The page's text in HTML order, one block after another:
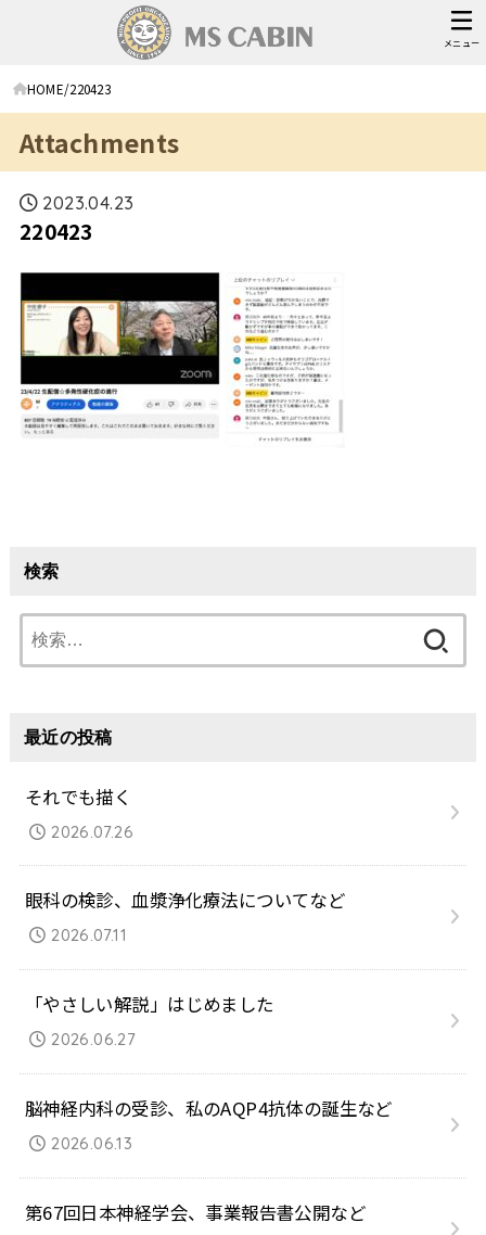
メニュー
HOME 220423
Attachments
2023.04.23
220423
検索
索:
最近の投稿
それでも描く
2026.07.26
眼科の検診、血漿浄化療法についてなど
2026.07.11
「やさしい解説」はじめました
2026.06.27
脳神経内科の受診、私のAQP4抗体の誕生など
2026.06.13
第67回日本神経学会、事業報告書公開など